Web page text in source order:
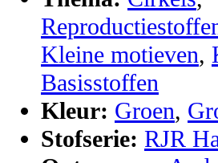
Kleine motieven,
Basisstoffen
Kleur: Groen,
Stofserie: RJR